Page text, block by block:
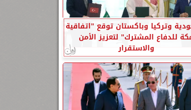
وتركيا وباكستان توقع ”اتفاقية
للدفاع المشترك” لتعزيز الأمن
والاستقرار